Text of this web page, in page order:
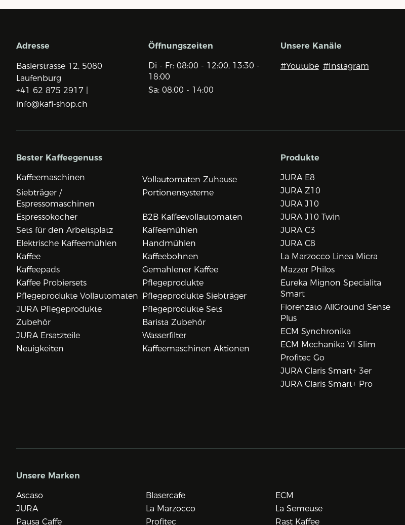
Adresse
Baslerstrasse 12, 5080
Laufenburg
+41 62 875 2917 |
info@kafi-shop.ch
Öffnungszeiten
Di - Fr: 08:00 - 12:00, 13:30 -
18:00
Sa: 08:00 - 14:00
Unsere Kanäle
#Youtube #Instagram
Bester Kaffeegenuss
Kaffeemaschinen
Vollautomaten Zuhause
Siebträger /
Espressomaschinen
Portionensysteme
Espressokocher
B2B Kaffeevollautomaten
Sets für den Arbeitsplatz
Kaffeemühlen
Elektrische Kaffeemühlen
Handmühlen
Kaffee
Kaffeebohnen
Kaffeepads
Gemahlener Kaffee
Kaffee Probiersets
Pflegeprodukte
Pflegeprodukte Vollautomaten Pflegeprodukte Siebträger
JURA Pflegeprodukte
Pflegeprodukte Sets
Zubehör
Barista Zubehör
JURA Ersatzteile
Wasserfilter
Neuigkeiten
Kaffeemaschinen Aktionen
Produkte
JURA E8
JURA Z10
JURA J10
JURA J10 Twin
JURA C3
JURA C8
La Marzocco Linea Micra
Mazzer Philos
Eureka Mignon Specialita
Smart
Fiorenzato AllGround Sense
Plus
ECM Synchronika
ECM Mechanika VI Slim
Profitec Go
JURA Claris Smart+ 3er
JURA Claris Smart+ Pro
Unsere Marken
Ascaso Blasercafe ECM
JURA
La Marzocco La Semeuse
Pausa Caffe
Profitec Rast Kaffee